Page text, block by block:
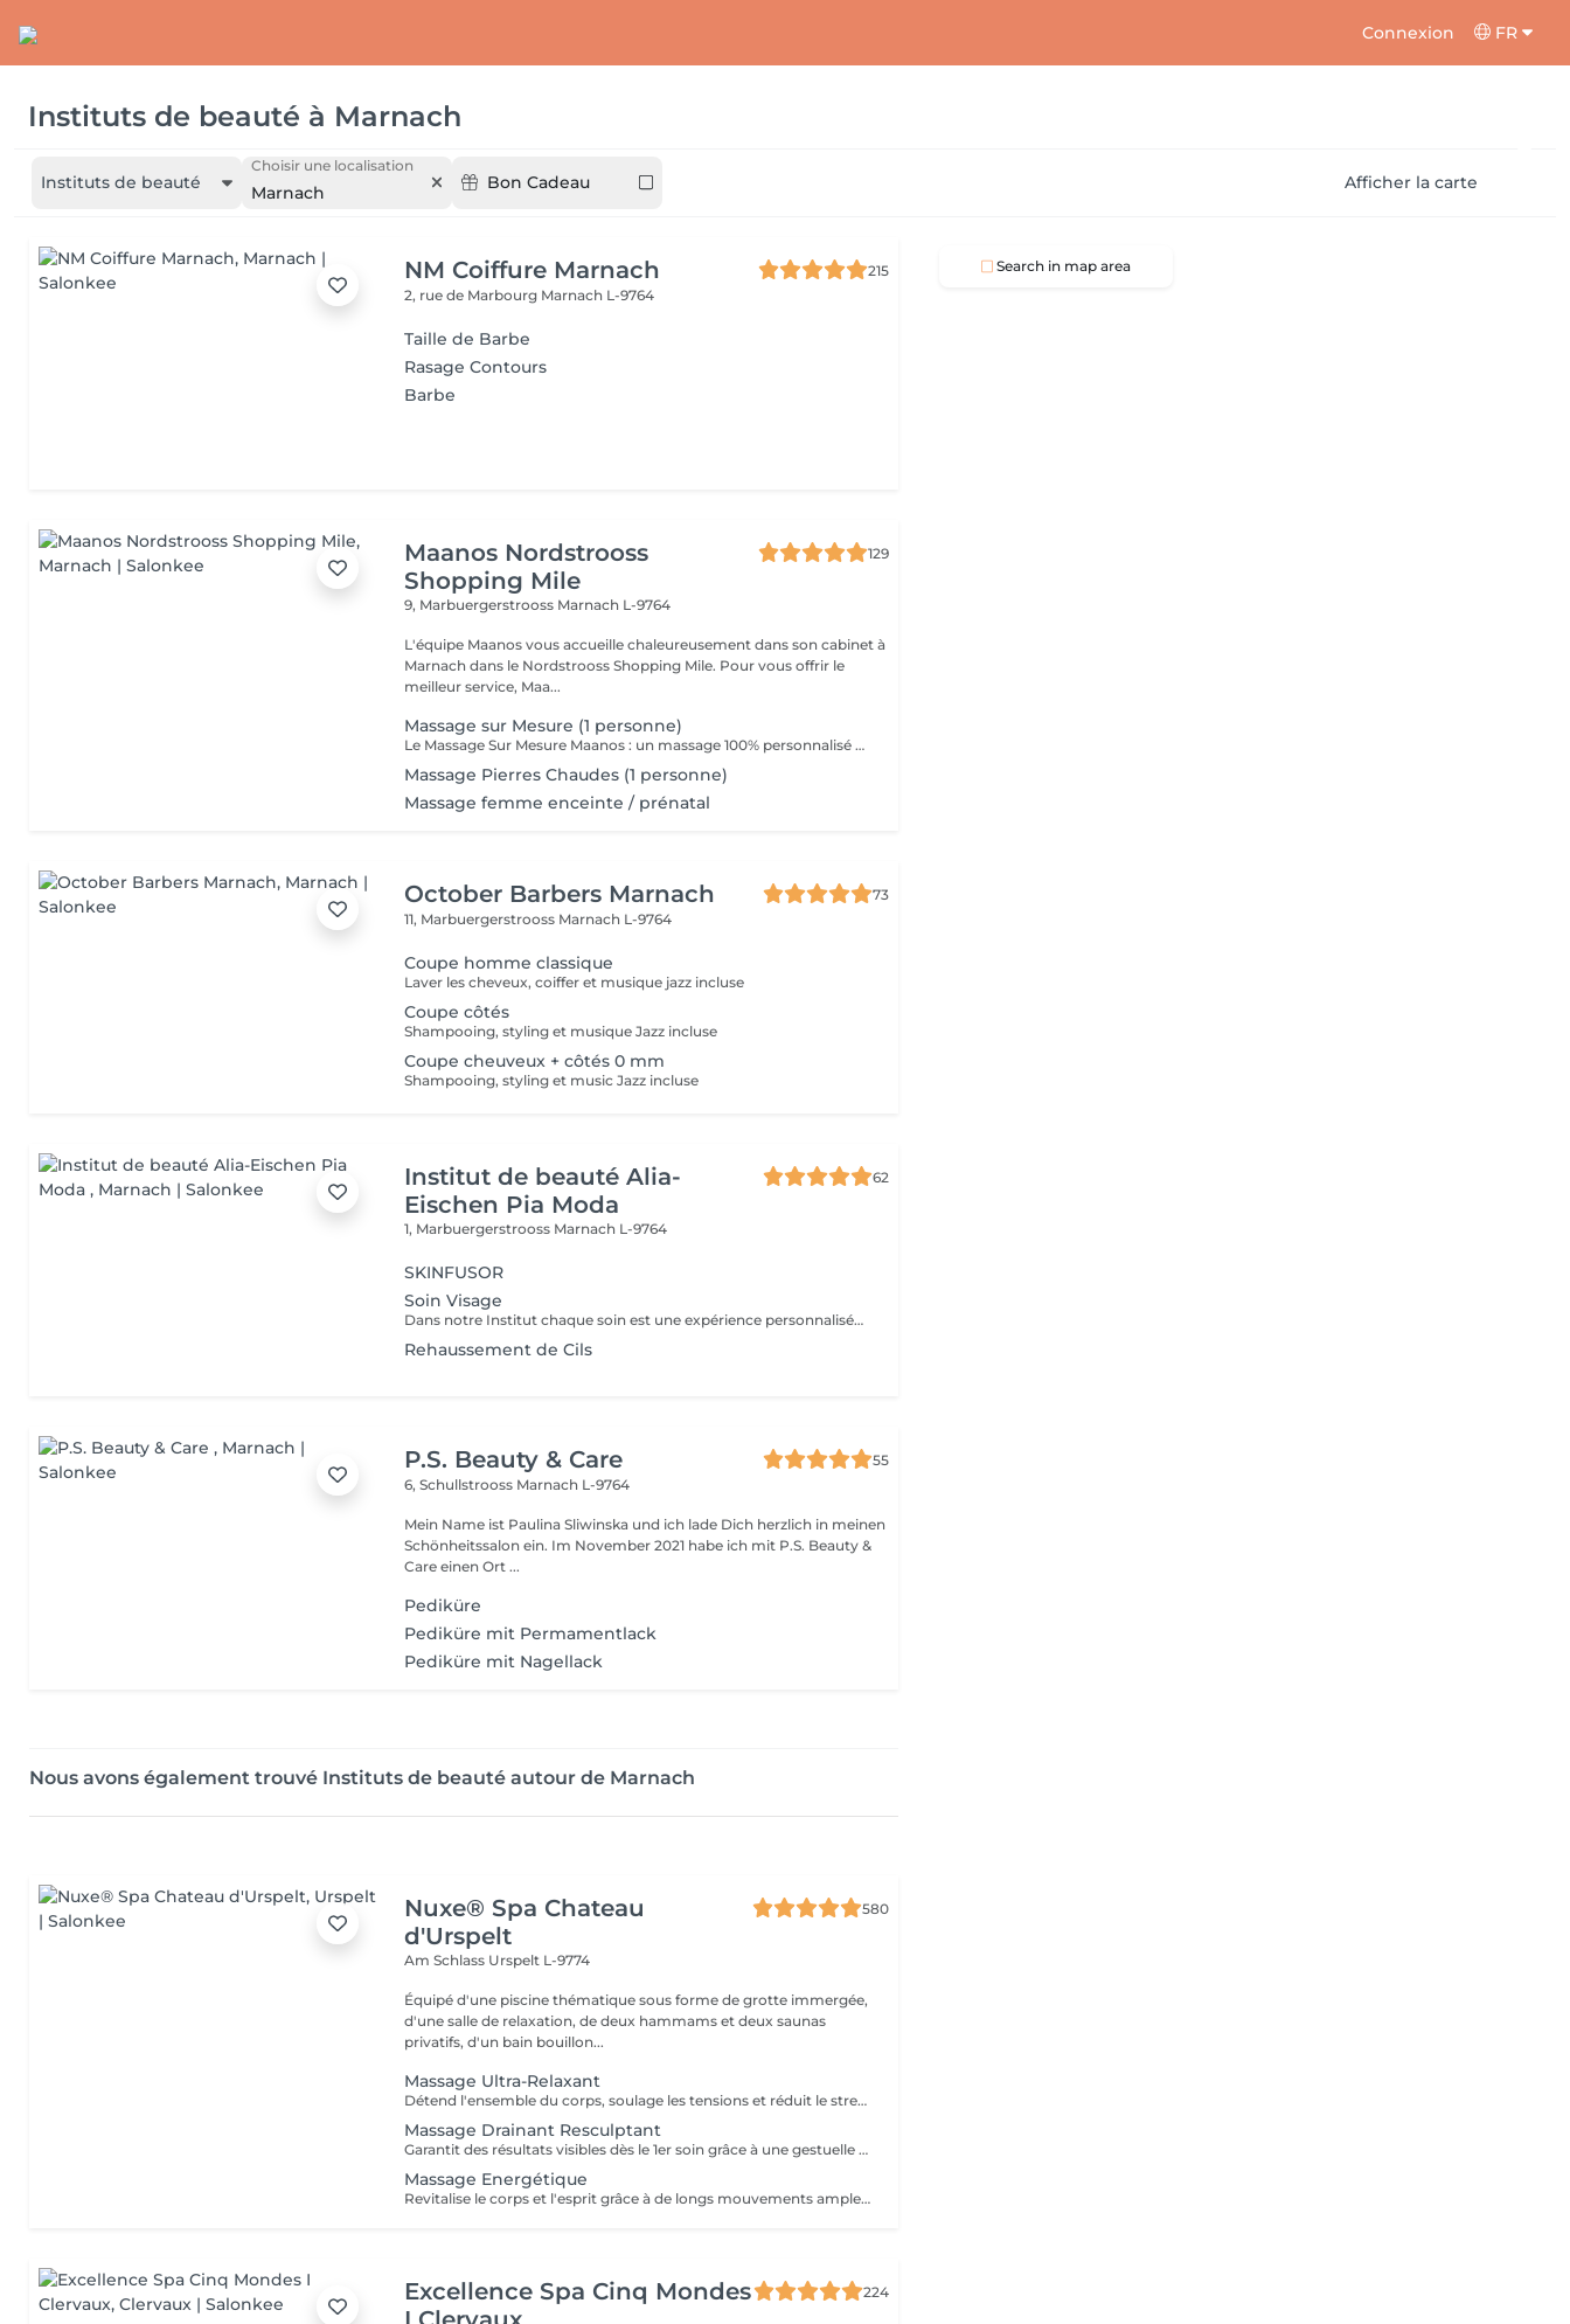
Connexion FR
Instituts de beauté à Marnach
Instituts de beauté
Choisir une localisation
Marnach Bon Cadeau Afficher la carte
NM Coiffure Marnach
215
2, rue de Marbourg Marnach L-9764
Taille de Barbe
Rasage Contours
Barbe
Maanos Nordstrooss
Shopping Mile
129
9, Marbuergerstrooss Marnach L-9764
L'équipe Maanos vous accueille chaleureusement dans son cabinet à
Marnach dans le Nordstrooss Shopping Mile. Pour vous offrir le
meilleur service, Maa...
Massage sur Mesure (1 personne)
Le Massage Sur Mesure Maanos : un massage 100% personnalisé en fonction de vos besoins et de vos envies !
Massage Pierres Chaudes (1 personne)
Massage femme enceinte / prénatal
October Barbers Marnach
73
11, Marbuergerstrooss Marnach L-9764
Coupe homme classique
Laver les cheveux, coiffer et musique jazz incluse
Coupe côtés
Shampooing, styling et musique Jazz incluse
Coupe cheuveux + côtés 0 mm
Shampooing, styling et music Jazz incluse
Institut de beauté Alia-
Eischen Pia Moda
62
1, Marbuergerstrooss Marnach L-9764
SKINFUSOR
Soin Visage
Dans notre Institut chaque soin est une expérience personnalisée. In unseren institut ist jede Gesichtsbehandlung ein ganz persönliches Erlebnis.
Rehaussement de Cils
P.S. Beauty & Care
55
6, Schullstrooss Marnach L-9764
Mein Name ist Paulina Sliwinska und ich lade Dich herzlich in meinen
Schönheitssalon ein. Im November 2021 habe ich mit P.S. Beauty &
Care einen Ort ...
Pediküre
Pediküre mit Permamentlack
Pediküre mit Nagellack
Nous avons également trouvé Instituts de beauté autour de Marnach
Nuxe® Spa Chateau
d'Urspelt
580
Am Schlass Urspelt L-9774
Équipé d'une piscine thématique sous forme de grotte immergée,
d'une salle de relaxation, de deux hammams et deux saunas
privatifs, d'un bain bouillon...
Massage Ultra-Relaxant
Détend l'ensemble du corps, soulage les tensions et réduit le stress grâce à une succession de manuvres douces et enveloppantes. Un moment de pure relaxation.
Massage Drainant Resculptant
Garantit des résultats visibles dès le 1er soin grâce à une gestuelle précise alliant des techniques de pompage et de drainage. Les jambes sont regalbées, le ventre est affiné.
Massage Energétique
Revitalise le corps et l'esprit grâce à de longs mouvements amples et rythmés s'inspirant du flux des vagues. Geste après geste, il infuse le corps d'une nouvelle énergie.
Excellence Spa Cinq Mondes
224
Search in map area